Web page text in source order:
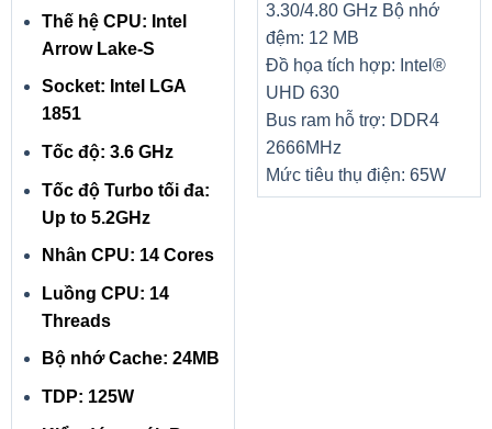
Thế hệ CPU: Intel
Arrow Lake-S
Socket: Intel LGA
1851
Tốc độ: 3.6 GHz
Tốc độ Turbo tối đa:
Up to 5.2GHz
Nhân CPU: 14 Cores
Luồng CPU: 14
Threads
Bộ nhớ Cache: 24MB
TDP: 125W
3.30/4.80 GHz Bộ nhớ
đệm: 12 MB
Đồ họa tích hợp: Intel®
UHD 630
Bus ram hỗ trợ: DDR4
2666MHz
Mức tiêu thụ điện: 65W